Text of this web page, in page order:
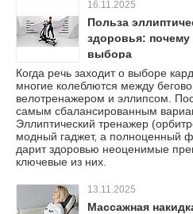
16.11.2025
Польза
здоровья: почему
выбора
Когда речь заходит о выборе
многие колеблются между
велотренажером и эллипсом.
самым сбалансированным
Эллиптический тренажер
модный гаджет, а полноценный
дарит здоровью неоценимые
ключевые из них.
13.11.2025
Массажная